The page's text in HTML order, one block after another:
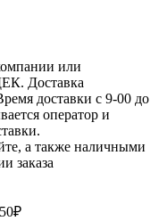
или
Доставка
доставки с 9-00 до
оператор и
а также наличными
заказа